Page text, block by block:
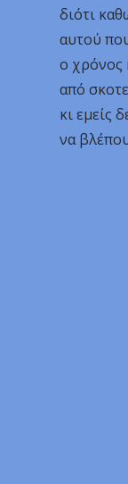
διότι
αυτού
ο χρόνος
από
κι εμείς
να